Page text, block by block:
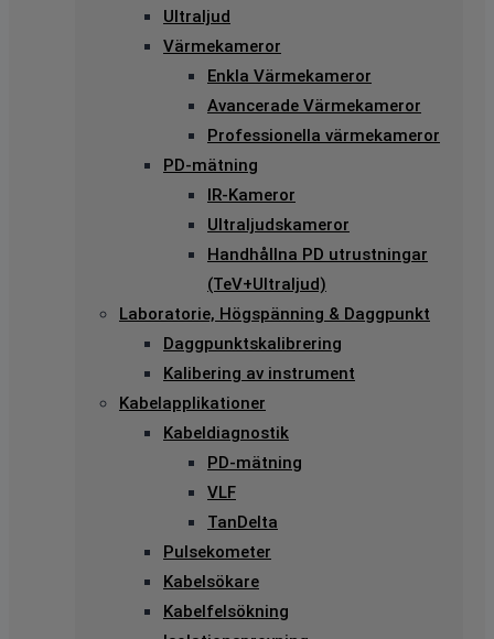
Ultraljud
Värmekameror
Enkla Värmekameror
Avancerade Värmekameror
Professionella värmekameror
PD-mätning
IR-Kameror
Ultraljudskameror
Handhållna PD utrustningar
(TeV+Ultraljud)
Laboratorie, Högspänning & Daggpunkt
Daggpunktskalibrering
Kalibering av instrument
Kabelapplikationer
Kabeldiagnostik
PD-mätning
VLF
TanDelta
Pulsekometer
Kabelsökare
Kabelfelsökning